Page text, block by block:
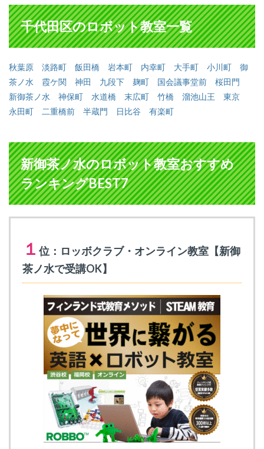
千代田区のロボット教室一覧
秋葉原 淡路町 飯田橋 岩本町 内幸町 大手町 小川町
御
茶ノ水
霞ケ関 神田 九段下 麹町 国会議事堂前
桜田門
新御茶ノ水
神保町 水道橋 末広町 竹橋 溜池山王
東京
永田町
二重橋前 半蔵門 日比谷 有楽町
新御茶ノ水のロボット教室おすすめ
ランキングBEST7
１ 位：ロッボクラブ・オンライン教室【新御
茶ノ水で受講OK】